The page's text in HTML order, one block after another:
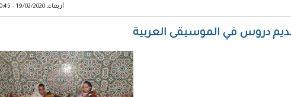
أربعاء, 19/02/2020 - 10:45
دروس في الموسيقى العربية